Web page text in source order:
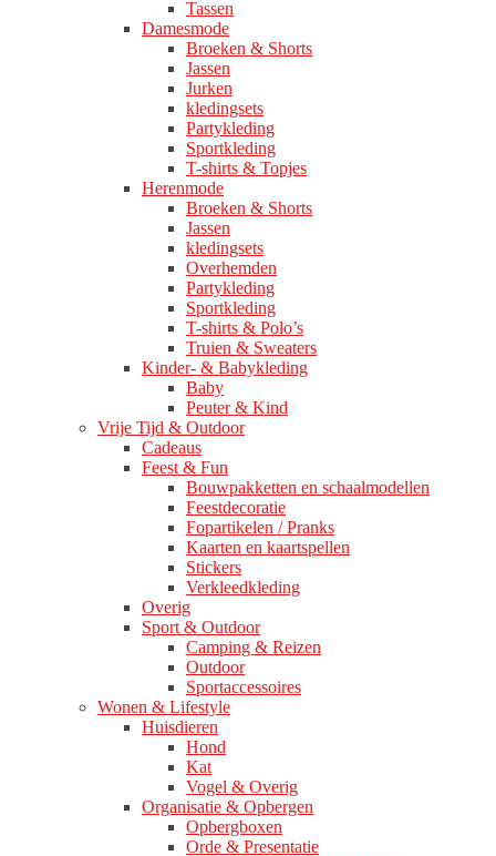
Tassen
Damesmode
Broeken & Shorts
Jassen
Jurken
kledingsets
Partykleding
Sportkleding
T-shirts & Topjes
Herenmode
Broeken & Shorts
Jassen
kledingsets
Overhemden
Partykleding
Sportkleding
T-shirts & Polo’s
Truien & Sweaters
Kinder- & Babykleding
Baby
Peuter & Kind
Vrije Tijd & Outdoor
Cadeaus
Feest & Fun
Bouwpakketten en schaalmodellen
Feestdecoratie
Fopartikelen / Pranks
Kaarten en kaartspellen
Stickers
Verkleedkleding
Overig
Sport & Outdoor
Camping & Reizen
Outdoor
Sportaccessoires
Wonen & Lifestyle
Huisdieren
Hond
Kat
Vogel & Overig
Organisatie & Opbergen
Opbergboxen
Orde & Presentatie